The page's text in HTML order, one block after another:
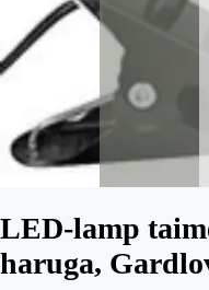
LED-lamp
haruga,